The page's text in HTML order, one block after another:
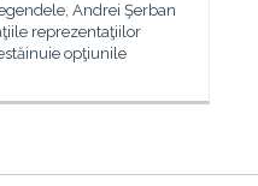
Andrei Şerban
reprezentaţiilor
opţiunile